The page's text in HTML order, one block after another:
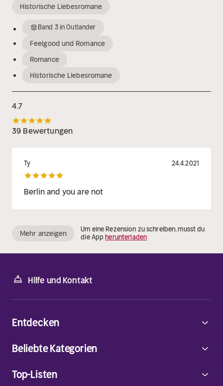
Historische Liebesromane
Band 3inOutlander
Feelgood und Romance
Romance
Historische Liebesromane
4.7
39 Bewertungen
Ty 24.4.2021
Berlin and you are not
Mehr anzeigen
Um eine Rezension zu schreiben, musst du
die Appherunterladen
Hilfe und Kontakt
Entdecken
Beliebte Kategorien
Top-Listen